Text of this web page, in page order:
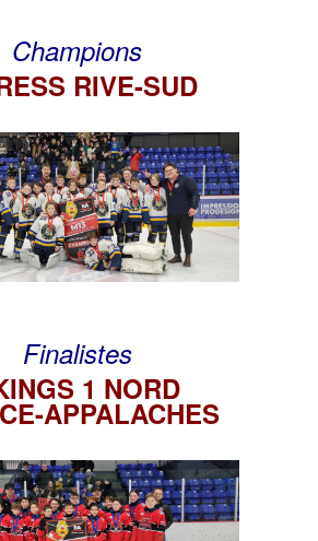
Champions
RIVE-SUD
Finalistes
1 NORD
APPALACHES